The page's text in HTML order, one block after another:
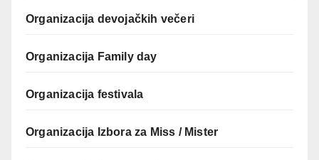
Organizacija devojačkih večeri
Organizacija Family day
Organizacija festivala
Organizacija Izbora za Miss / Mister